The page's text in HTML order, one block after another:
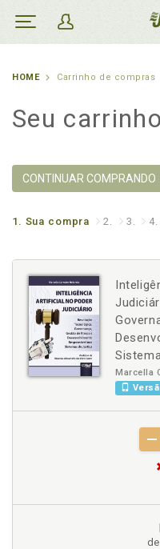
HOME Carrinho de compras
Seu carrinho
CONTINUAR COMPRANDO
1. Sua compra 2. 3. 4.
Marcella